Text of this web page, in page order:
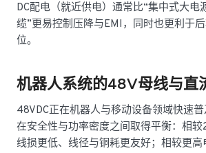
DC配电（就近供电）通常比“集中式大电
缆”更易控制压降与EMI，同时也更利于
位。
机器人系统的48V母线与直
48VDC正在机器人与移动设备领域快速
在安全性与功率密度之间取得平衡：相较
线损更低、线径与铜耗更友好；相较更